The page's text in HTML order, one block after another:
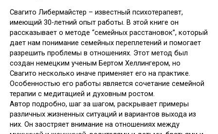
Свагито Либермайстер – известный психотерапевт,
имеющий 30-летний опыт работы. В этой книге он
рассказывает о методе “семейных расстановок”, который
дает нам понимание семейных переплетений и помогает
разрешить проблемы в отношениях. Этот метод был
создан немецким ученым Бертом Хеллингером, но
Свагито несколько иначе применяет его на практике.
Особенностью его работы является сочетание семейной
терапии с медитацией и духовным ростом.
Автор подробно, шаг за шагом, раскрывает примеры
различных жизненных ситуаций и вариантов выхода из
них. Он заостряет внимание на отношениях между